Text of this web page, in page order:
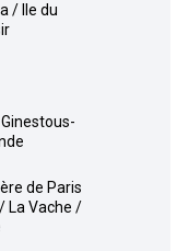
/ Ile du
La Vache /